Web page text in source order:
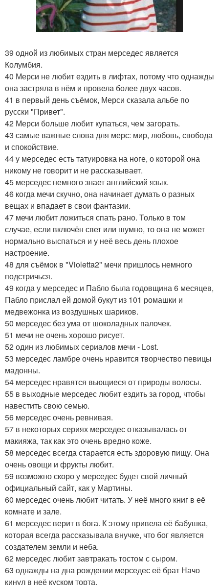
39 одной из любимых стран мерседес является
Колумбия.
40 Мерси не любит ездить в лифтах, потому что однажды
она застряла в нём и провела более двух часов.
41 в первый день съёмок, Мерси сказала альбе по
русски "Привет".
42 Мерси больше любит купаться, чем загорать.
43 самые важные слова для мерс: мир, любовь, свобода
и спокойствие.
44 у мерседес есть татуировка на ноге, о которой она
никому не говорит и не рассказывает.
45 мерседес немного знает английский язык.
46 когда мечи скучно, она начинает думать о разных
вещах и впадает в свои фантазии.
47 мечи любит ложиться спать рано. Только в том
случае, если включён свет или шумно, то она не может
нормально выспаться и у неё весь день плохое
настроение.
48 для съёмок в "Violetta2" мечи пришлось немного
подстричься.
49 когда у мерседес и Пабло была годовщина 6 месяцев,
Пабло прислал ей домой букут из 101 ромашки и
медвежонка из воздушных шариков.
50 мерседес без ума от шоколадных палочек.
51 мечи не очень хорошо рисует.
52 один из любимых сериалов мечи - Lost.
53 мерседес ламбре очень нравится творчество певицы
мадонны.
54 мерседес нравятся вьющиеся от природы волосы.
55 в выходные мерседес любит ездить за город, чтобы
навестить свою семью.
56 мерседес очень ревнивая.
57 в некоторых сериях мерседес отказывалась от
макияжа, так как это очень вредно коже.
58 мерседес всегда старается есть здоровую пищу. Она
очень овощи и фрукты любит.
59 возможно скоро у мерседес будет свой личный
официальный сайт, как у Мартины.
60 мерседес очень любит читать. У неё много книг в её
комнате и зале.
61 мерседес верит в бога. К этому привела её бабушка,
которая всегда рассказывала внучке, что бог является
создателем земли и неба.
62 мерседес любит завтракать тостом с сыром.
63 однажды на дна рождении мерседес её брат Начо
кинул в неё куском торта.